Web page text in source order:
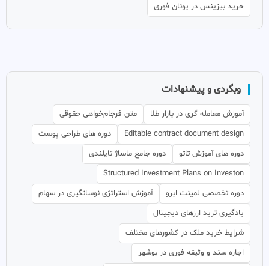
خرید بیزینس در یونان فوری
وبگردی و پیشنهادات
آموزش معامله گری در بازار طلا
متن فرجام‌خواهی حقوقی
Editable contract document design
دوره های طراحی پوست
دوره های آموزش تاتو
دوره جامع ماساژ تایلندی
Structured Investment Plans on Investon
دوره تخصصی لمینت ابرو
آموزش استراتژی نوسانگیری در سهام
یادگیری ترید ارزهای دیجیتال
شرایط خرید ملک در کشورهای مختلف
اجاره سند و وثیقه فوری در بوشهر